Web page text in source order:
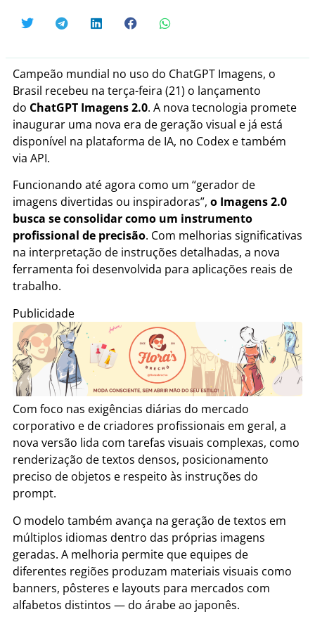
Campeão mundial no uso do ChatGPT Imagens, o
Brasil recebeu na terça-feira (21) o lançamento
do ChatGPT Imagens 2.0. A nova tecnologia promete
inaugurar uma nova era de geração visual e já está
disponível na plataforma de IA, no Codex e também
via API.
Funcionando até agora como um “gerador de
imagens divertidas ou inspiradoras”, o Imagens 2.0
busca se consolidar como um instrumento
profissional de precisão. Com melhorias significativas
na interpretação de instruções detalhadas, a nova
ferramenta foi desenvolvida para aplicações reais de
trabalho.
Publicidade
Com foco nas exigências diárias do mercado
corporativo e de criadores profissionais em geral, a
nova versão lida com tarefas visuais complexas, como
renderização de textos densos, posicionamento
preciso de objetos e respeito às instruções do
prompt.
O modelo também avança na geração de textos em
múltiplos idiomas dentro das próprias imagens
geradas. A melhoria permite que equipes de
diferentes regiões produzam materiais visuais como
banners, pôsteres e layouts para mercados com
alfabetos distintos — do árabe ao japonês.